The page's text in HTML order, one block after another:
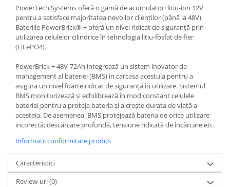
Baterii si acumulatori AGM VRLA
de 6-12 V
Acumulatori Moto, ATV
GEL
AGM
Li-Ion
SLA AGM (Sealed Lead Acid)
Deep Cycle - Tractiune/Semi-
Tractiune
Pachete acumulatori VRLA
Sisteme de management (BMS)
PowerTech Systems oferă o gamă de acumulatori litiu-ion 12V
pentru a satisface majoritatea nevoilor clienților (până la 48V).
Bateriile PowerBrick® + oferă un nivel ridicat de siguranță prin
utilizarea celulelor cilindrice în tehnologia litiu-fosfat de fier
(LiFePO4).
PowerBrick + 48V-72Ah integrează un sistem inovator de
management al bateriei (BMS) în carcasa acestuia pentru a
asigura un nivel foarte ridicat de siguranță în utilizare. Sistemul
BMS monitorizează și echilibrează în mod constant celulele
bateriei pentru a proteja bateria și a crește durata de viață a
acesteia. De asemenea, BMS protejează bateria de orice utilizare
incorectă: descărcare profundă, tensiune ridicată de încărcare etc.
Informatii conformitate produs
Caracteristici
Review-uri(0)